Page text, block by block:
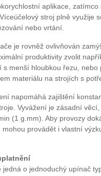
aplikace,
stroj plně využije
nebo vrtání.
je rovněž ovlivňován
produktivity zvolit
s menší hloubkou řezu,
materiálu na strojích s
napomáhá zajištění
Vyvážení je zásadní
(1 g.mm). Aby provozy
provádět i vlastní
o jednoduchý upínač